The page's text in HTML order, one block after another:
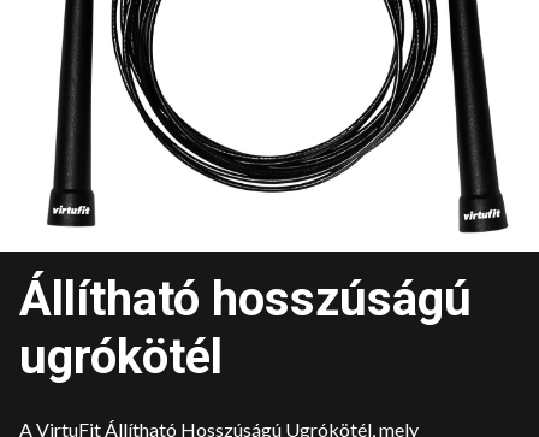
Állítható hosszúságú
ugrókötél
A VirtuFit Állítható Hosszúságú Ugrókötél, mely